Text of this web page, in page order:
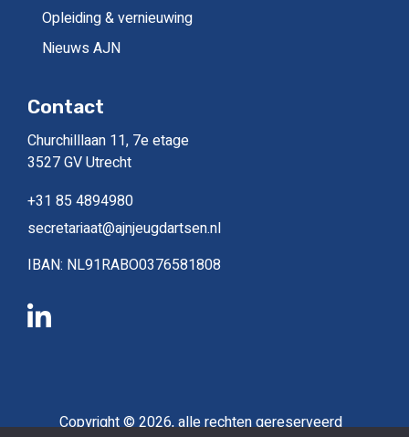
Opleiding & vernieuwing
Nieuws AJN
Contact
Churchilllaan 11, 7e etage
3527 GV Utrecht
+31 85 4894980
secretariaat@ajnjeugdartsen.nl
IBAN: NL91RABO0376581808
Copyright © 2026, alle rechten gereserveerd